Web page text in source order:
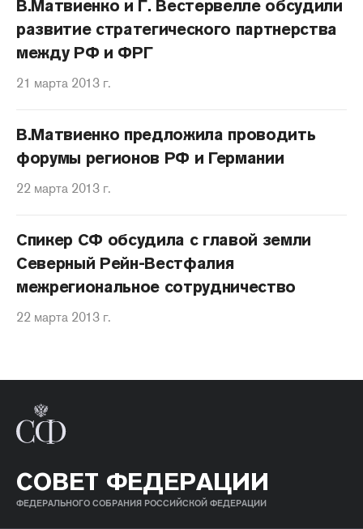
В.Матвиенко и Г. Вестервелле обсудили
развитие стратегического партнерства
между РФ и ФРГ
21 марта 2013 г.
В.Матвиенко предложила проводить
форумы регионов РФ и Германии
22 марта 2013 г.
Спикер СФ обсудила с главой земли
Северный Рейн-Вестфалия
межрегиональное сотрудничество
22 марта 2013 г.
СОВЕТ ФЕДЕРАЦИИ
ФЕДЕРАЛЬНОГО СОБРАНИЯ РОССИЙСКОЙ ФЕДЕРАЦИИ